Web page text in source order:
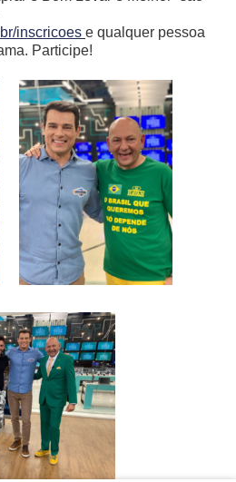
inscricoes e qualquer pessoa
Participe!